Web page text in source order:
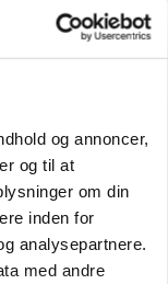
og annoncer,
og til at
om din
inden for
analysepartnere.
med andre
udfordrer